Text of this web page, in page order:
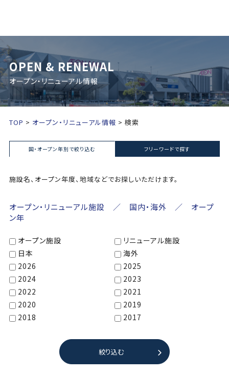
OPEN & RENEWAL
オープン・リニューアル情報
TOP オープン・リニューアル情報 検索
国・オープン年別で絞り込む フリーワードで探す
施設名、オープン年度、地域などでお探しいただけます。
オープン・リニューアル施設 ／ 国内・海外 ／ オープ
ン年
オープン施設
リニューアル施設
日本
海外
2026
2025
2024
2023
2022
2021
2020
2019
2018
2017
絞り込む